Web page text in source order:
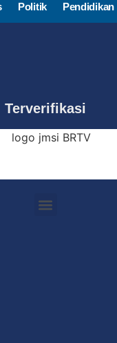
Politik Pendidikan
Terverifikasi